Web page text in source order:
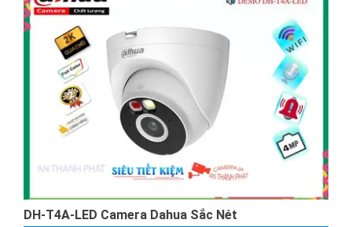
DH-T4A-LED Camera Dahua Sắc Nét